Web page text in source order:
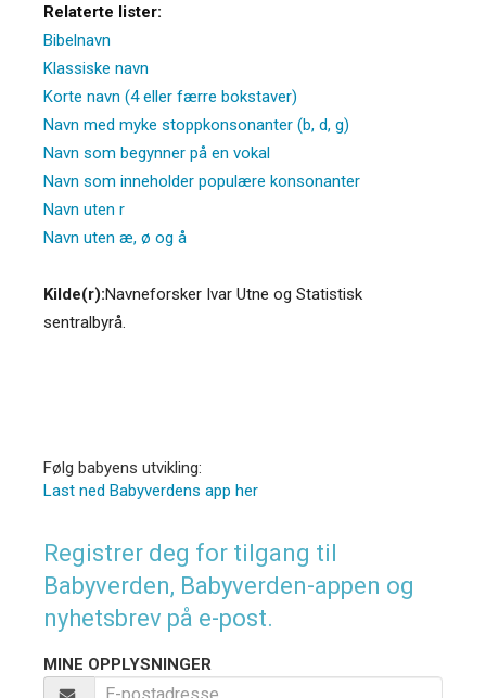
Relaterte lister:
Bibelnavn
Klassiske navn
Korte navn (4 eller færre bokstaver)
Navn med myke stoppkonsonanter (b, d, g)
Navn som begynner på en vokal
Navn som inneholder populære konsonanter
Navn uten r
Navn uten æ, ø og å
Kilde(r):Navneforsker Ivar Utne og Statistisk
sentralbyrå.
Følg babyens utvikling:
Last ned Babyverdens app her
Registrer deg for tilgang til
Babyverden, Babyverden-appen og
nyhetsbrev på e-post.
MINE OPPLYSNINGER